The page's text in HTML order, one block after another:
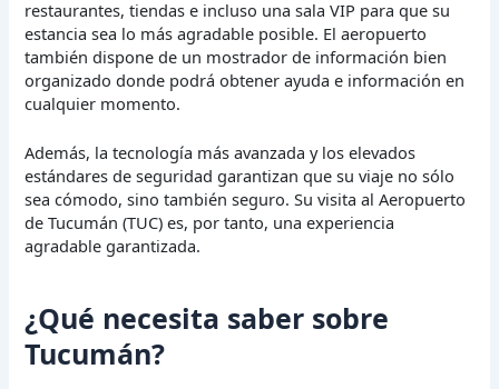
restaurantes, tiendas e incluso una sala VIP para que su
estancia sea lo más agradable posible. El aeropuerto
también dispone de un mostrador de información bien
organizado donde podrá obtener ayuda e información en
cualquier momento.
Además, la tecnología más avanzada y los elevados
estándares de seguridad garantizan que su viaje no sólo
sea cómodo, sino también seguro. Su visita al Aeropuerto
de Tucumán (TUC) es, por tanto, una experiencia
agradable garantizada.
¿Qué necesita saber sobre
Tucumán?